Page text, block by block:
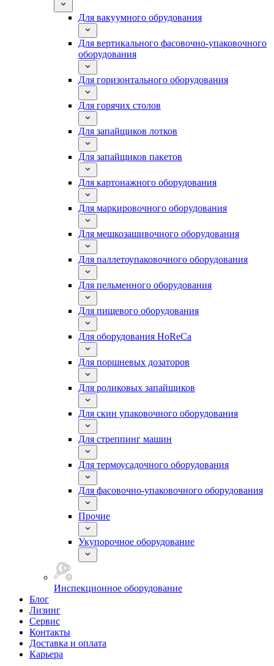
Для вакуумного обрудования
Для вертикального фасовочно-упаковочного
оборудования
Для горизонтального оборудования
Для горячих столов
Для запайщиков лотков
Для запайщиков пакетов
Для картонажного оборудования
Для маркировочного оборудования
Для мешкозашивочного оборудования
Для паллетоупаковочного оборудования
Для пельменного оборудования
Для пищевого оборудования
Для оборудования HoReCa
Для поршневых дозаторов
Для роликовых запайщиков
Для скин упаковочного оборудования
Для стреппинг машин
Для термоусадочного оборудования
Для фасовочно-упаковочного оборудования
Прочие
Укупорочное оборудование
Инспекционное оборудование
Блог
Лизинг
Сервис
Контакты
Доставка и оплата
Карьера